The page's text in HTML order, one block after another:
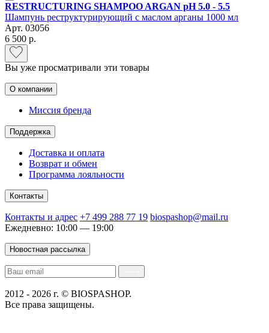
RESTRUCTURING SHAMPOO ARGAN pH 5.0 - 5.5
Шампунь реструктурирующий с маслом арганы 1000 мл
Арт. 03056
6 500 р.
Вы уже просматривали эти товары
О компании
Миссия бренда
Поддержка
Доставка и оплата
Возврат и обмен
Программа лояльности
Контакты
Контакты и адрес +7 499 288 77 19 biospashop@mail.ru
Ежедневно: 10:00 — 19:00
Новостная рассылка
2012 - 2026 г. © BIOSPASHOP.
Все права защищены.